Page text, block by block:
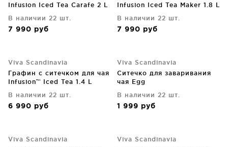
Infusion Iced Tea Carafe 2 L
В наличии 22 шт.
7 990 руб
Infusion Iced Tea Maker 1.8 L
В наличии 22 шт.
7 990 руб
Viva Scandinavia
Графин с ситечком для чая
Infusion™ Iced Tea 1.4 L
В наличии 22 шт.
6 990 руб
Viva Scandinavia
Ситечко для заваривания
чая Egg
В наличии 22 шт.
1 999 руб
Viva Scandinavia
Viva Scandinavia